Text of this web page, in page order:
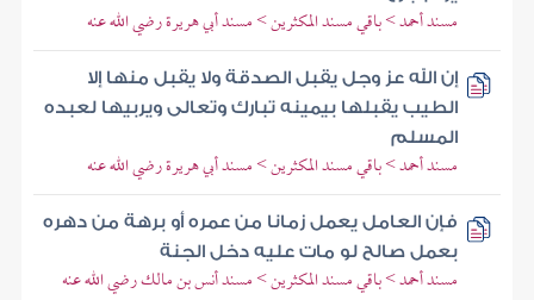
مسند أحمد > باقي مسند المكثرين > مسند أبي هريرة رضي الله عنه
إن الله عز وجل يقبل الصدقة ولا يقبل منها إلا
الطيب يقبلها بيمينه تبارك وتعالى ويربيها لعبده
المسلم
مسند أحمد > باقي مسند المكثرين > مسند أبي هريرة رضي الله عنه
فإن العامل يعمل زمانا من عمره أو برهة من دهره
بعمل صالح لو مات عليه دخل الجنة
مسند أحمد > باقي مسند المكثرين > مسند أنس بن مالك رضي الله عنه